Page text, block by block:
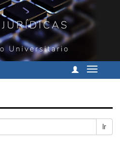
Cambiar
Ir